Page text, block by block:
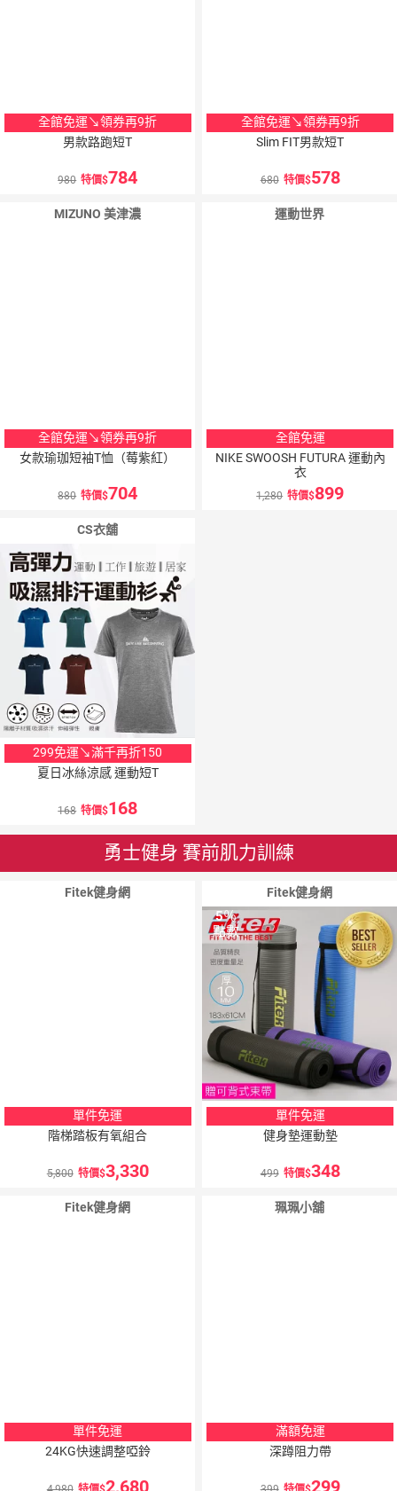
全館免運↘領券再9折
男款路跑短T
980 特價 784
全館免運↘領券再9折
Slim FIT男款短T
680 特價 578
MIZUNO 美津濃
全館免運↘領券再9折
女款瑜珈短袖T恤（莓紫紅）
880 特價 704
運動世界
全館免運
NIKE SWOOSH FUTURA 運動內
衣
1,280 特價 899
CS衣舖
299免運↘滿千再折150
夏日冰絲涼感 運動短T
168 特價 168
勇士健身 賽前肌力訓練
Fitek健身網
單件免運
階梯踏板有氧組合
5,800 特價 3,330
Fitek健身網
5％
點數
單件免運
健身墊運動墊
499 特價 348
Fitek健身網
單件免運
24KG快速調整啞鈴
2,680
珮珮小舖
滿額免運
深蹲阻力帶
299